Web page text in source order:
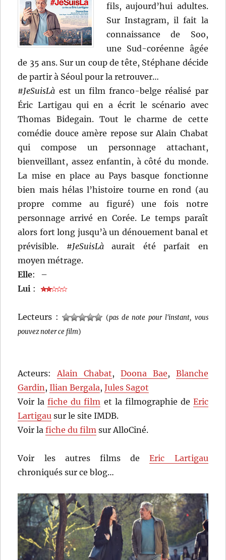
fils, aujourd’hui adultes.
Sur Instagram, il fait la
connaissance de Soo,
une Sud-coréenne âgée
de 35 ans. Sur un coup de tête, Stéphane décide
de partir à Séoul pour la retrouver…
#JeSuisLà est un film franco-belge réalisé par
Éric Lartigau qui en a écrit le scénario avec
Thomas Bidegain. Tout le charme de cette
comédie douce amère repose sur Alain Chabat
qui compose un personnage attachant,
bienveillant, assez enfantin, à côté du monde.
La mise en place au Pays basque fonctionne
bien mais hélas l’histoire tourne en rond (au
propre comme au figuré) une fois notre
personnage arrivé en Corée. Le temps paraît
alors fort long jusqu’à un dénouement banal et
prévisible. #JeSuisLàaurait été parfait en
moyen métrage.
Elle:
–
Lui :
Lecteurs : (pas de note pour l'instant, vous
pouvez noter ce film)
Acteurs: Alain Chabat, Doona Bae, Blanche
Gardin ,Ilian Bergala,Jules Sagot
Voir lafiche du film et la filmographie de Eric
Lartigau sur le site IMDB.
Voir lafiche du film sur AlloCiné.
Voir les autres films deEric Lartigau
chroniqués sur ce blog…